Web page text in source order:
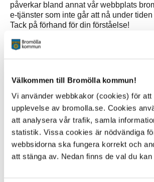
Välkommen till Bromölla kommun!
Vi använder webbkakor (cookies) för att
upplevelse av bromolla.se. Cookies
att analysera vår trafik, samla
statistik. Vissa cookies är nödvändiga
webbsidorna ska fungera korrekt och
att stänga av. Nedan finns de val du kan
påverkar bland annat vår webbplats
e-tjänster som inte går att nå under
Tack på förhand för din förståelse!
Tipsa och dela sidan
Kommentera